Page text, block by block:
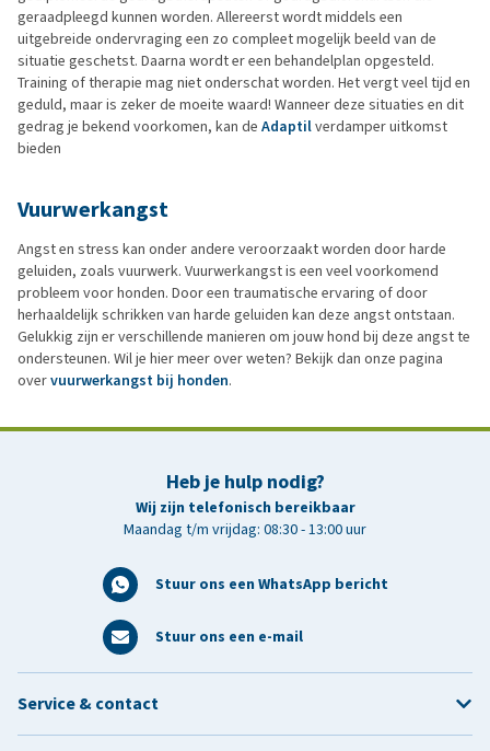
geraadpleegd kunnen worden. Allereerst wordt middels een
uitgebreide ondervraging een zo compleet mogelijk beeld van de
situatie geschetst. Daarna wordt er een behandelplan opgesteld.
Training of therapie mag niet onderschat worden. Het vergt veel tijd en
geduld, maar is zeker de moeite waard! Wanneer deze situaties en dit
gedrag je bekend voorkomen, kan de Adaptilverdamper uitkomst
bieden
Vuurwerkangst
Angst en stress kan onder andere veroorzaakt worden door harde
geluiden, zoals vuurwerk. Vuurwerkangst is een veel voorkomend
probleem voor honden. Door een traumatische ervaring of door
herhaaldelijk schrikken van harde geluiden kan deze angst ontstaan.
Gelukkig zijn er verschillende manieren om jouw hond bij deze angst te
ondersteunen. Wil je hier meer over weten? Bekijk dan onze pagina
overvuurwerkangst bij honden.
Heb je hulp nodig?
Wij zijn telefonisch bereikbaar
Maandag t/m vrijdag: 08:30 - 13:00 uur
Stuur ons een WhatsApp bericht
Stuur ons een e-mail
Service & contact